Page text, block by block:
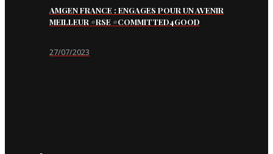
AMGEN FRANCE : ENGAGES POUR UN AVENIR
MEILLEUR #RSE #COMMITTED4GOOD
27/07/2023